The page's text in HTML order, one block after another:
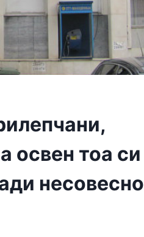
освен тоа си
несовесно